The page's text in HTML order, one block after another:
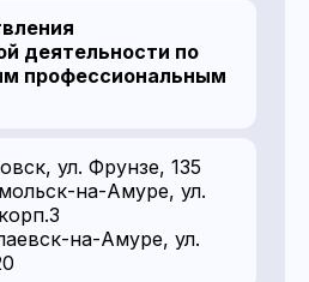
деятельности по
профессиональным
ул. Фрунзе, 135
на-Амуре, ул.
на-Амуре, ул.